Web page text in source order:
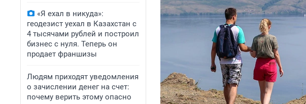
«Я ехал в никуда»:
геодезист уехал в Казахстан с
4 тысячами рублей и построил
бизнес с нуля. Теперь он
продает франшизы
Людям приходят уведомления
о зачислении денег на счет:
почему верить этому опасно